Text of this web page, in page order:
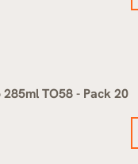
TO58 - Pack 20